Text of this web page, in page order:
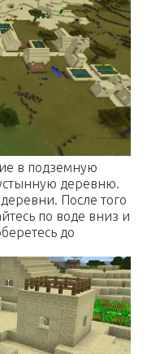
в подземную
деревню.
После того
по воде вниз и
до